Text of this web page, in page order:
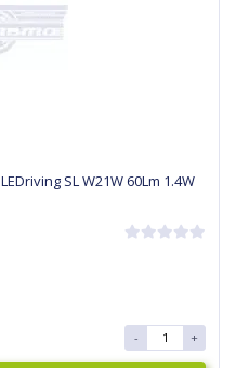
SL W21W 60Lm 1.4W
- +